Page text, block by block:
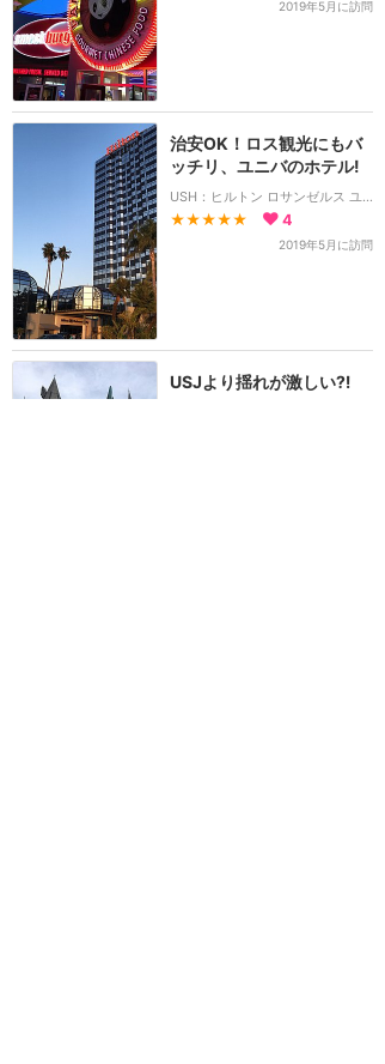
2019年5月に訪問
治安OK！ロス観光にもバ
ッチリ、ユニバのホテル!
USH：ヒルトン ロサンゼルス ユニバーサルシティ
★★★★★ 4
2019年5月に訪問
USJより揺れが激しい⁈